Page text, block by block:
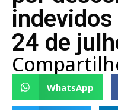
24 de
WhatsApp